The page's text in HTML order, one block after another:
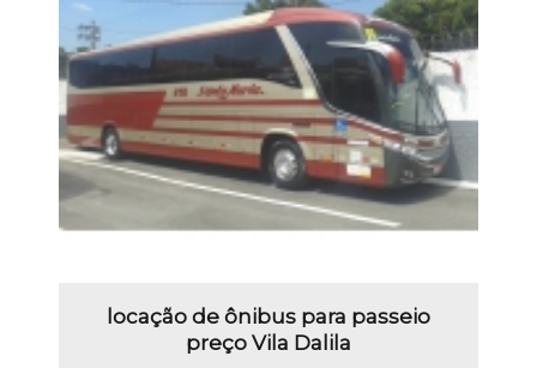
locação de ônibus para passeio
preço Vila Dalila